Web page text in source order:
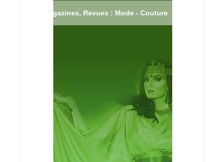
Magazines, Revues : Mode - Couture